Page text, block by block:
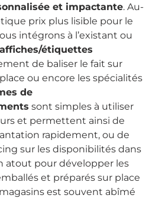
et impactante. Au-
prix plus lisible pour le
intégrons à l’existant ou
étiquettes
de baliser le fait sur
ou encore les spécialités
de
sont simples à utiliser
et permettent ainsi de
rapidement, ou de
sur les disponibilités dans
atout pour développer les
et préparés sur place
est souvent abîmé